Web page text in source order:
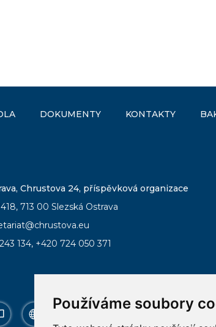
Používáme soubory
DOKUMENTY KONTAKTY
Chrustova 24, příspěvková organizace
713 00 Slezská Ostrava
134, +420 724 050 371
online
ke
facebook